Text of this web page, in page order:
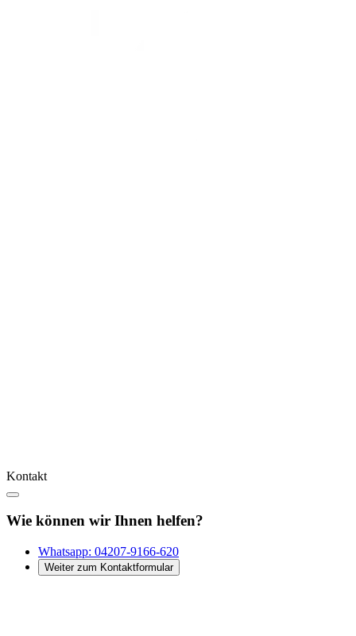
Kontakt
Wie können wir Ihnen helfen?
Whatsapp: 04207-9166-620